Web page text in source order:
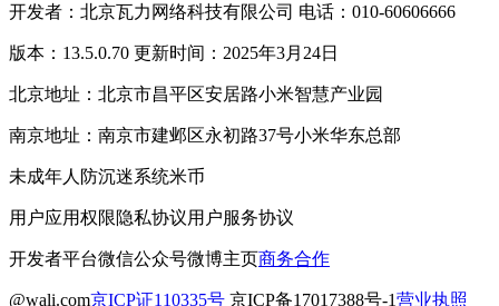
开发者：北京瓦力网络科技有限公司 电话：010-60606666
版本：13.5.0.70 更新时间：2025年3月24日
北京地址：北京市昌平区安居路小米智慧产业园
南京地址：南京市建邺区永初路37号小米华东总部
未成年人防沉迷系统米币
用户应用权限隐私协议用户服务协议
开发者平台微信公众号微博主页商务合作
@wali.com京ICP证110335号 京ICP备17017388号-1营业执照